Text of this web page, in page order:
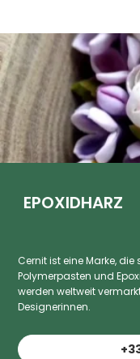
EPOXIDHARZ
Cernit ist eine Marke,
Polymerpasten und
werden weltweit
Designerinnen.